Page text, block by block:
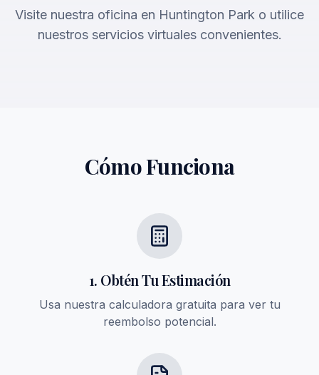
Visite nuestra oficina en Huntington Park o utilice
nuestros servicios virtuales convenientes.
Cómo Funciona
1. Obtén Tu Estimación
Usa nuestra calculadora gratuita para ver tu
reembolso potencial.